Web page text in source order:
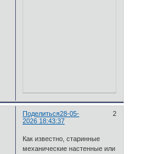
Поделиться 2
28-05-
2026 18:43:37
Как известно, старинные
механические настенные или